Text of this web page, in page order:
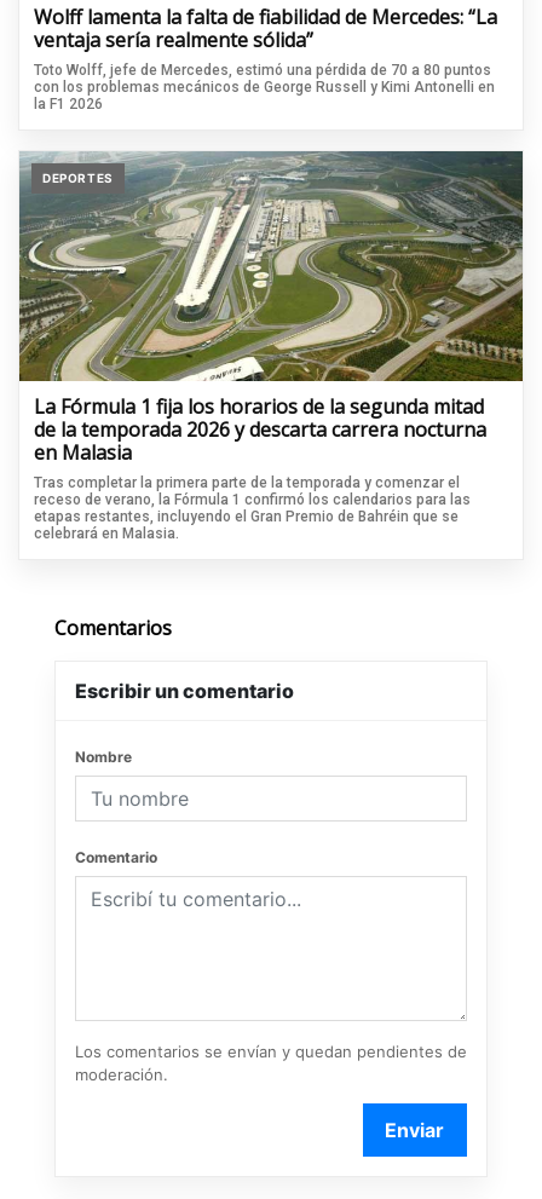
Wolff lamenta la falta de fiabilidad de Mercedes: “La
ventaja sería realmente sólida”
Toto Wolff, jefe de Mercedes, estimó una pérdida de 70 a 80 puntos
con los problemas mecánicos de George Russell y Kimi Antonelli en
la F1 2026
DEPORTES
La Fórmula 1 fija los horarios de la segunda mitad
de la temporada 2026 y descarta carrera nocturna
en Malasia
Tras completar la primera parte de la temporada y comenzar el
receso de verano, la Fórmula 1 confirmó los calendarios para las
etapas restantes, incluyendo el Gran Premio de Bahréin que se
celebrará en Malasia.
Comentarios
Escribir un comentario
Nombre
Comentario
Los comentarios se envían y quedan pendientes de
moderación.
Enviar